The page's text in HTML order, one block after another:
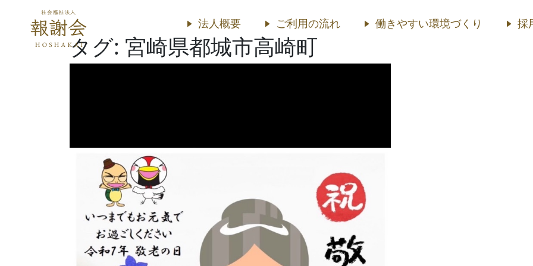
法人概要 ご利用の流れ 働きやすい環境づくり 採
タグ: 宮崎県都城市高崎町